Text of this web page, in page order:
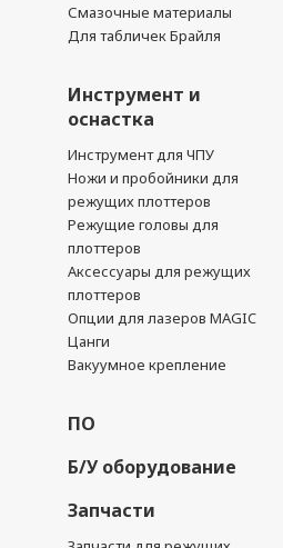
Смазочные материалы
Для табличек Брайля
Инструмент и
оснастка
Инструмент для ЧПУ
Ножи и пробойники для
режущих плоттеров
Режущие головы для
плоттеров
Аксессуары для режущих
плоттеров
Опции для лазеров MAGIC
Цанги
Вакуумное крепление
ПО
Б/У оборудование
Запчасти